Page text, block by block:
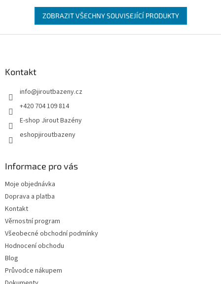
ZOBRAZIT VŠECHNY SOUVISEJÍCÍ PRODUKTY
Kontakt
info@jiroutbazeny.cz
+420 704 109 814
E-shop Jirout Bazény
eshopjiroutbazeny
Informace pro vás
Moje objednávka
Doprava a platba
Kontakt
Věrnostní program
Všeobecné obchodní podmínky
Hodnocení obchodu
Blog
Průvodce nákupem